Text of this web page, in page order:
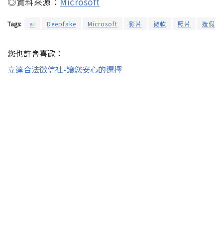
Tags: ai Deepfake Microsoft 影片 微軟 照片 造假
您也許會喜歡：
立達合法徵信社-讓您安心的選擇